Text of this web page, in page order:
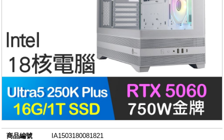
商品編號
IA1503180081821